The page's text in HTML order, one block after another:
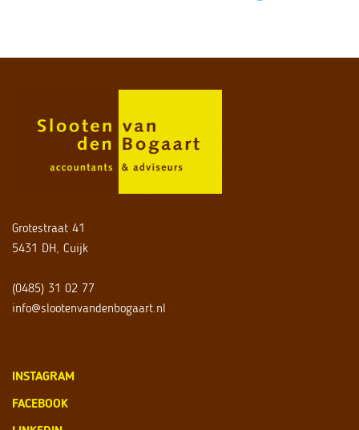
Grotestraat 41
5431 DH, Cuijk
(0485) 31 02 77
info@slootenvandenbogaart.nl
INSTAGRAM
FACEBOOK